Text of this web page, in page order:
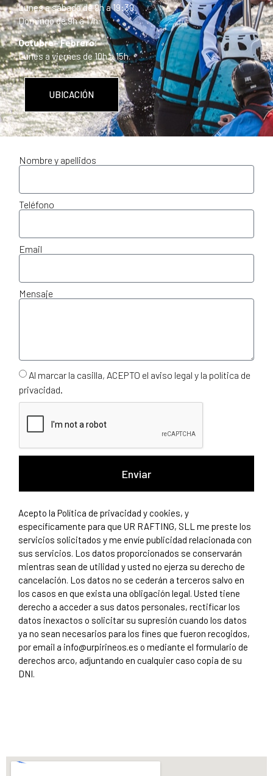
Lunes a sábado de 9h a 19:30.
Domingo de 9h a 17h.
Octubre– Febrero:
Lunes a viernes de 10h a 15h.
UBICACIÓN
Nombre y apellidos
Teléfono
Email
Mensaje
Al marcar la casilla, ACEPTO el aviso legal y la política de
privacidad.
Enviar
Acepto la Política de privacidad y cookies, y
específicamente para que UR RAFTING, SLL me preste los
servicios solicitados y me envíe publicidad relacionada con
sus servicios. Los datos proporcionados se conservarán
mientras sean de utilidad y usted no ejerza su derecho de
cancelación. Los datos no se cederán a terceros salvo en
los casos en que exista una obligación legal. Usted tiene
derecho a acceder a sus datos personales, rectificar los
datos inexactos o solicitar su supresión cuando los datos
ya no sean necesarios para los fines que fueron recogidos,
por email a info@urpirineos.es o mediante el formulario de
derechos arco, adjuntando en cualquier caso copia de su
DNI.